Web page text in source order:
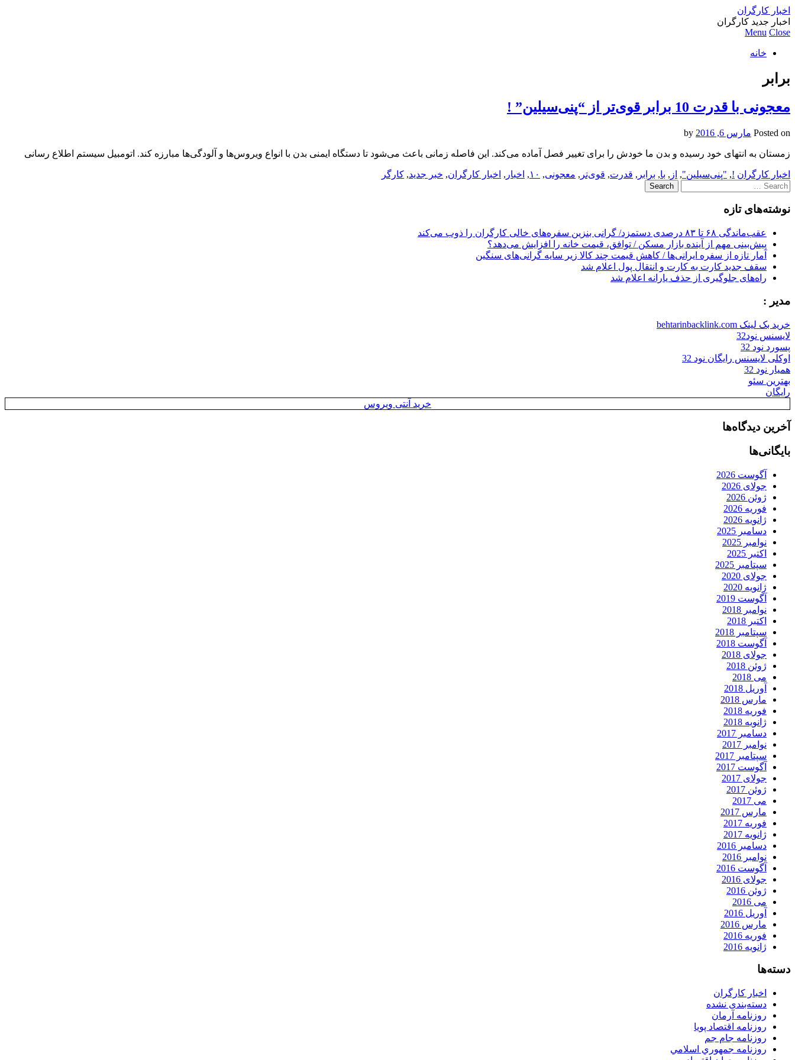
اخبار کارگران
اخبار جدید کارگران
Menu Close
خانه
برابر
معجونی با قدرت 10 برابر قوی‌تر از “پنی‌سیلین” !
Posted on مارس 6, 2016
زمستان به انتهای خود رسیده و بدن ما خودش را برای تغییر فصل آماده می‌کند. این فاصله زمانی باعث می‌شود تا دستگاه ایمنی بدن با انواع ویروس‌ها و آلودگی‌ها مبارزه کند. اتومبیل سیستم اطلاع رسانی
اخبار کارگران !
, "پنی‌سیلین", از , با, برابر , قدرت, قوی‌تر , معجونی, ۱۰, اخبار , اخبار کارگران, خبر جدید, کارگر
Search
for:
نوشته‌های تازه
عقب‌ماندگی ۶۸ تا ۸۳ درصدی دستمزد/ گرانی بنزین سفره‌های خالی کارگران را ذوب می‌کند
پیش‌بینی مهم از آینده بازار مسکن / توافق، قیمت خانه را افزایش می‌دهد؟
آمار تازه از سفره ایرانی‌ها / کاهش قیمت چند کالا زیر سایه گرانی‌های سنگین
سقف جدید کارت به کارت و انتقال پول اعلام شد
راه‌های جلوگیری از حذف یارانه اعلام شد
مدیر :
خرید بک لینک behtarinbacklink.com
لایسنس نود32
پسورد نود 32
اوکلی لایسنس رایگان نود 32
همیار نود 32
بهترین سئو
رایگان
خرید آنتی ویروس
آخرین دیدگاه‌ها
بایگانی‌ها
آگوست 2026
جولای 2026
ژوئن 2026
فوریه 2026
ژانویه 2026
دسامبر 2025
نوامبر 2025
اکتبر 2025
سپتامبر 2025
جولای 2020
ژانویه 2020
آگوست 2019
نوامبر 2018
اکتبر 2018
سپتامبر 2018
آگوست 2018
جولای 2018
ژوئن 2018
می 2018
آوریل 2018
مارس 2018
فوریه 2018
ژانویه 2018
دسامبر 2017
نوامبر 2017
سپتامبر 2017
آگوست 2017
جولای 2017
ژوئن 2017
می 2017
مارس 2017
فوریه 2017
ژانویه 2017
دسامبر 2016
نوامبر 2016
آگوست 2016
جولای 2016
ژوئن 2016
می 2016
آوریل 2016
مارس 2016
فوریه 2016
ژانویه 2016
دسته‌ها
اخبار کارگران
دسته‌بندی نشده
روزنامه آرمان
روزنامه اقتصاد پویا
روزنامه جام جم
روزنامه جمهوري اسلامي